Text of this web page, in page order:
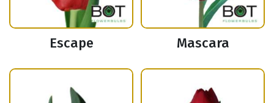
Escape Mascara